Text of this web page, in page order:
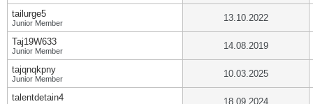
tailurge5
Junior Member 13.10.2022
Taj19W633
Junior Member 14.08.2019
tajqnqkpny
Junior Member 10.03.2025
talentdetain4 18.09.2024